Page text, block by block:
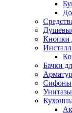
Кнопки
Бачки
Сифоны
Унитазы